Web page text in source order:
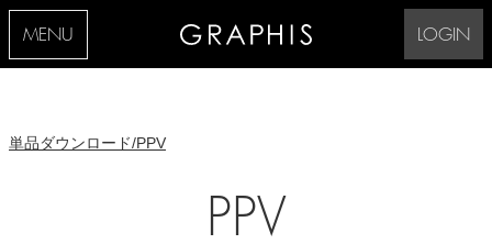
MENU LOGIN
単品ダウンロード/PPV
PPV